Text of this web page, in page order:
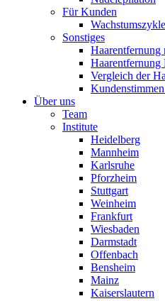
Für Kunden
Sonstiges
Haarentfernung
Haarentfernung
Vergleich der
Über uns
Team
Institute
Heidelberg
Mannheim
Karlsruhe
Pforzheim
Stuttgart
Weinheim
Frankfurt
Wiesbaden
Darmstadt
Offenbach
Bensheim
Mainz
Kaiserslautern